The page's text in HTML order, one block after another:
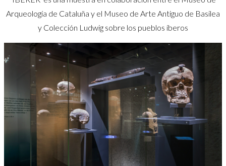
Arqueología de Cataluña y el Museo de Arte Antiguo de Basilea
y Colección Ludwig sobre los pueblos íberos